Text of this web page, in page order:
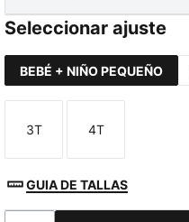
Seleccionar ajuste
BEBÉ + NIÑO PEQUEÑO
Talla
3T
Talla
4T
GUIA DE TALLAS